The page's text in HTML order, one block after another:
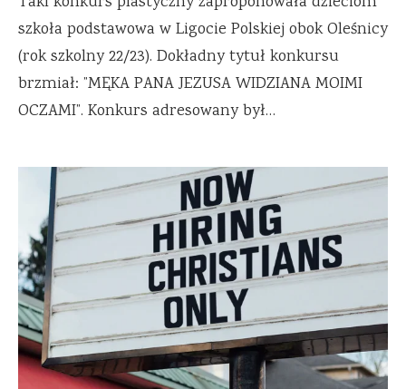
szkoła podstawowa w Ligocie Polskiej obok Oleśnicy
(rok szkolny 22/23). Dokładny tytuł konkursu
brzmiał: ”MĘKA PANA JEZUSA WIDZIANA MOIMI
OCZAMI”. Konkurs adresowany był…